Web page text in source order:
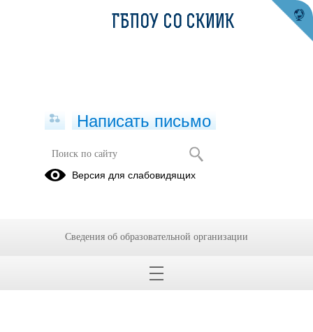
ГБПОУ СО СКИИК
Написать письмо
Версия для слабовидящих
Сведения об образовательной организации